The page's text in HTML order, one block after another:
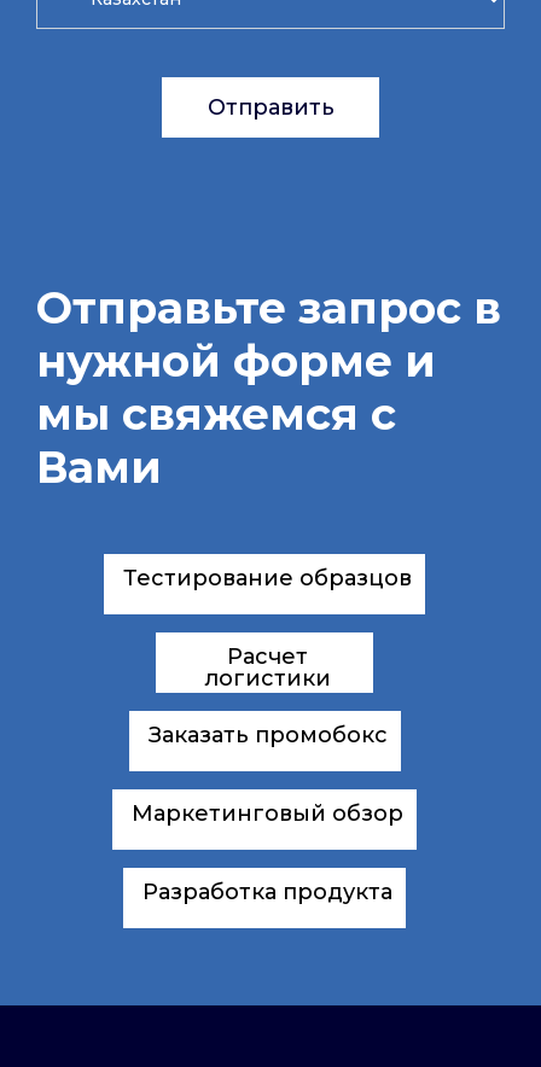
Отправить
Отправьте запрос в
нужной форме и
мы свяжемся с
Вами
Тестирование образцов
Расчет
логистики
Заказать промобокс
Маркетинговый обзор
Разработка продукта